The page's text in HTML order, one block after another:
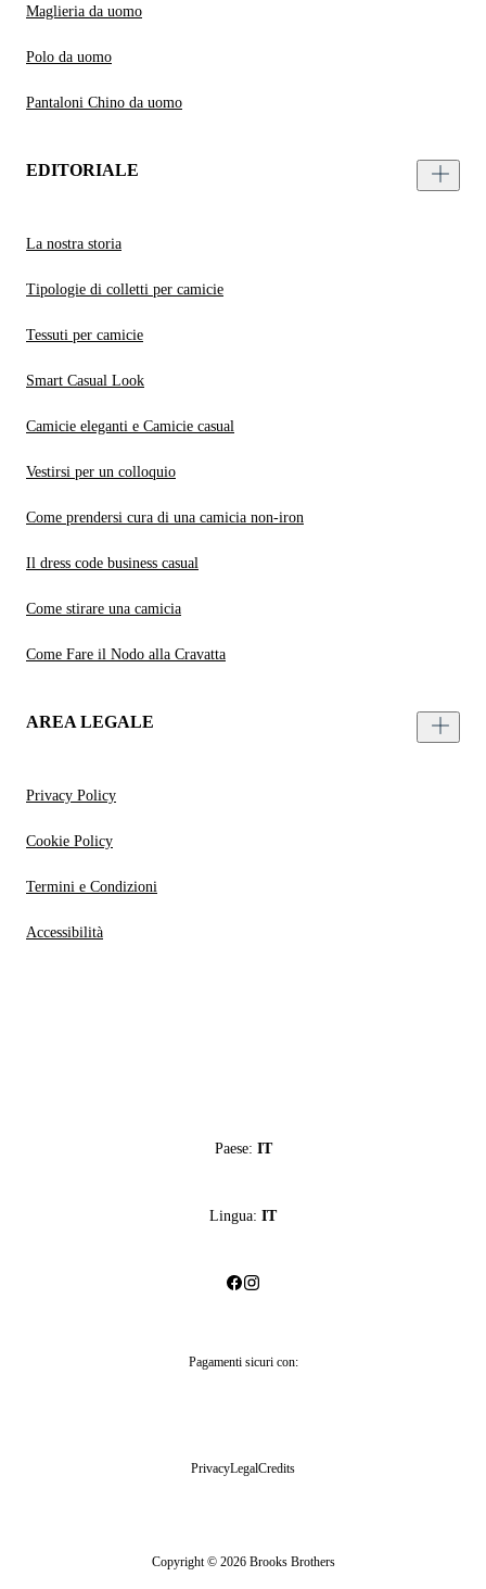
Maglieria da uomo
Polo da uomo
Pantaloni Chino da uomo
EDITORIALE
La nostra storia
Tipologie di colletti per camicie
Tessuti per camicie
Smart Casual Look
Camicie eleganti e Camicie casual
Vestirsi per un colloquio
Come prendersi cura di una camicia non-iron
Il dress code business casual
Come stirare una camicia
Come Fare il Nodo alla Cravatta
AREA LEGALE
Privacy Policy
Cookie Policy
Termini e Condizioni
Accessibilità
Paese: IT
Lingua: IT
Pagamenti sicuri con:
PrivacyLegalCredits
Copyright © 2026 Brooks Brothers